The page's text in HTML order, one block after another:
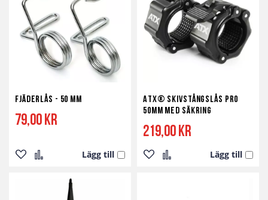
Fjäderlås - 50 mm
79,00 kr
Lägg till
Lägg Lägg
ATX® Skivstångslås Pro
50mm med Säkring
219,00 kr
Lägg till
Lägg Lägg